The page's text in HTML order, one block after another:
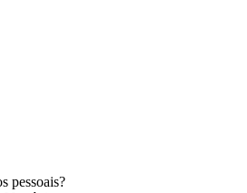
pessoais?